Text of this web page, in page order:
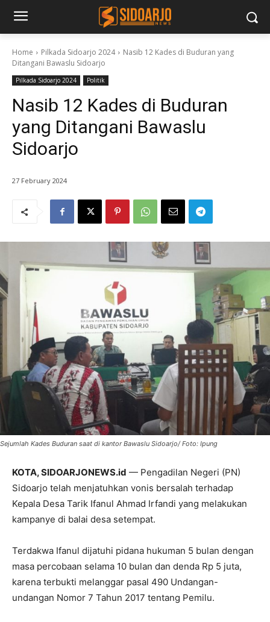
Home Pilkada Sidoarjo 2024
Nasib 12 Kades di Buduran yang
Ditangani Bawaslu Sidoarjo
Pilkada Sidoarjo 2024 Politik
Nasib 12 Kades di Buduran
yang Ditangani Bawaslu
Sidoarjo
27 February 2024
Sejumlah Kades Buduran saat di kantor Bawaslu Sidoarjo/ Foto: Ipung
KOTA, SIDOARJONEWS.id — Pengadilan Negeri (PN)
Sidoarjo telah menjatuhkan vonis bersalah terhadap
Kepala Desa Tarik Ifanul Ahmad Irfandi yang melakukan
kampanye di balai desa setempat.
Terdakwa Ifanul dijatuhi pidana hukuman 5 bulan dengan
masa percobaan selama 10 bulan dan denda Rp 5 juta,
karena terbukti melanggar pasal 490 Undangan-
undangan Nomor 7 Tahun 2017 tentang Pemilu.